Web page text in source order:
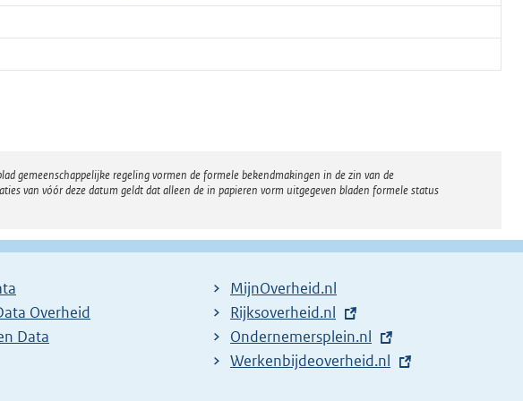
gemeenschappelijke regeling vormen de formele bekendmakingen in de zin van de
van vóór deze datum geldt dat alleen de in papieren vorm uitgegeven bladen formele status
Overheid
Data
MijnOverheid.nl
E
x
t
Rijksoverheid.nl
E
x
Ondernemersplein.nl
E
Werkenbijdeoverheid.nl